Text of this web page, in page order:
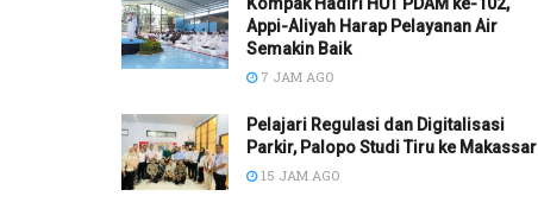
Appi-Aliyah Harap Pelayanan Air
Semakin Baik
7 JAM AGO
Pelajari Regulasi dan Digitalisasi
Parkir, Palopo Studi Tiru ke Makassar
15 JAM AGO